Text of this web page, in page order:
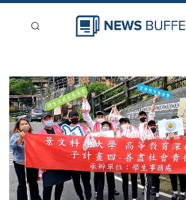
新聞稿分類
登入
刊登